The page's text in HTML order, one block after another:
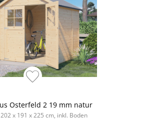
Osterfeld 2 19 mm natur
202 x 191 x 225 cm, inkl. Boden